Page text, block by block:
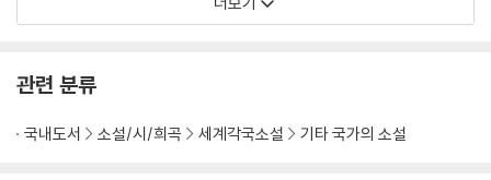
관련 분류
국내도서 소설/시/희곡 세계각국소설 기타 국가의 소설